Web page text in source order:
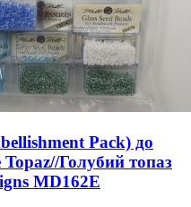
Pack) до
Голубий топаз
MD162E